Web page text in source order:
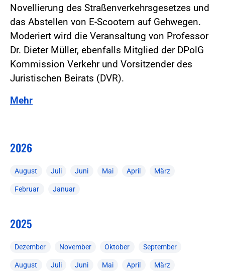
Novellierung des Straßenverkehrsgesetzes und
das Abstellen von E-Scootern auf Gehwegen.
Moderiert wird die Veransaltung von Professor
Dr. Dieter Müller, ebenfalls Mitglied der DPolG
Kommission Verkehr und Vorsitzender des
Juristischen Beirats (DVR).
Mehr
2026
August Juli Juni Mai April März
Februar Januar
2025
Dezember November Oktober September
August Juli Juni Mai April März